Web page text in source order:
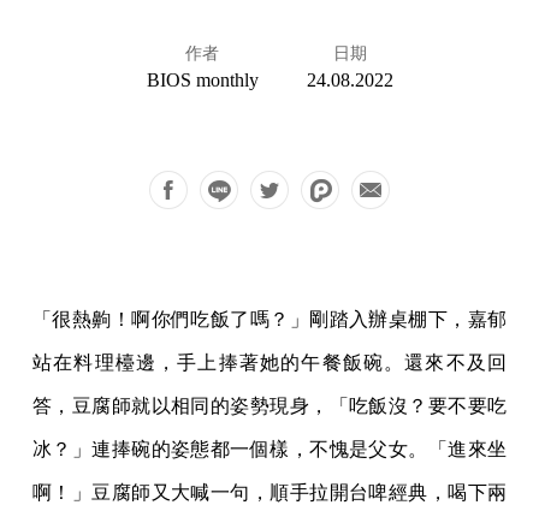
作者
BIOS monthly
日期
24.08.2022
「很熱齁！啊你們吃飯了嗎？」剛踏入辦桌棚下，嘉郁
站在料理檯邊，手上捧著她的午餐飯碗。還來不及回
答，豆腐師就以相同的姿勢現身，「吃飯沒？要不要吃
冰？」連捧碗的姿態都一個樣，不愧是父女。「進來坐
啊！」豆腐師又大喊一句，順手拉開台啤經典，喝下兩